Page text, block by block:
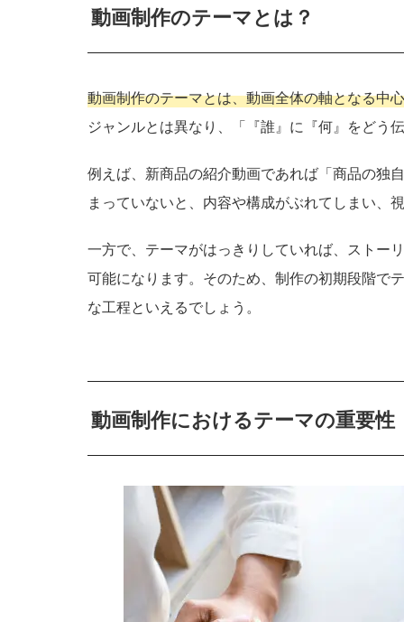
動画制作のテーマとは？
動画制作のテーマとは、動画全体の軸となる中
ジャンルとは異なり、「『誰』に『何』をどう
例えば、新商品の紹介動画であれば「商品の独
まっていないと、内容や構成がぶれてしまい、
一方で、テーマがはっきりしていれば、ストー
可能になります。そのため、制作の初期段階で
な工程といえるでしょう。
動画制作におけるテーマの重要性